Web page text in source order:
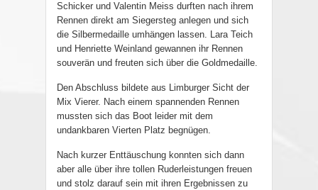
Schicker und Valentin Meiss durften nach ihrem
Rennen direkt am Siegersteg anlegen und sich
die Silbermedaille umhängen lassen. Lara Teich
und Henriette Weinland gewannen ihr Rennen
souverän und freuten sich über die Goldmedaille.
Den Abschluss bildete aus Limburger Sicht der
Mix Vierer. Nach einem spannenden Rennen
mussten sich das Boot leider mit dem
undankbaren Vierten Platz begnügen.
Nach kurzer Enttäuschung konnten sich dann
aber alle über ihre tollen Ruderleistungen freuen
und stolz darauf sein mit ihren Ergebnissen zu